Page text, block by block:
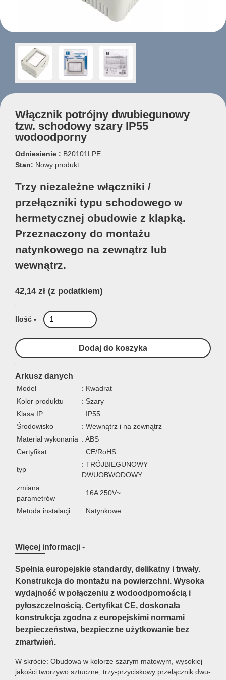
Włącznik potrójny dwubiegunowy
tzw. schodowy szary IP55
wodoodporny
Odniesienie : B20101LPE
Stan: Nowy produkt
Trzy niezależne włączniki /
przełączniki typu schodowego w
hermetycznej obudowie z klapką.
Przeznaczony do montażu
natynkowego na zewnątrz lub
wewnątrz.
42,14 zł (z podatkiem)
Ilość -
Arkusz danych
Model
: Kwadrat
Kolor produktu
: Szary
Klasa IP
: IP55
Środowisko
: Wewnątrz i na zewnątrz
Materiał wykonania : ABS
Certyfikat
: CE/RoHS
typ
: TRÓJBIEGUNOWY
DWUOBWODOWY
zmiana
parametrów
: 16A 250V~
Metoda instalacji : Natynkowe
Więcej informacji -
Spełnia europejskie standardy, delikatny i trwały.
Konstrukcja do montażu na powierzchni. Wysoka
wydajność w połączeniu z wodoodpornością i
pyłoszczelnością. Certyfikat CE, doskonała
konstrukcja zgodna z europejskimi normami
bezpieczeństwa, bezpieczne użytkowanie bez
zmartwień.
W skrócie: Obudowa w kolorze szarym matowym, wysokiej
jakości tworzywo sztuczne, trzy-przyciskowy przełącznik dwu-